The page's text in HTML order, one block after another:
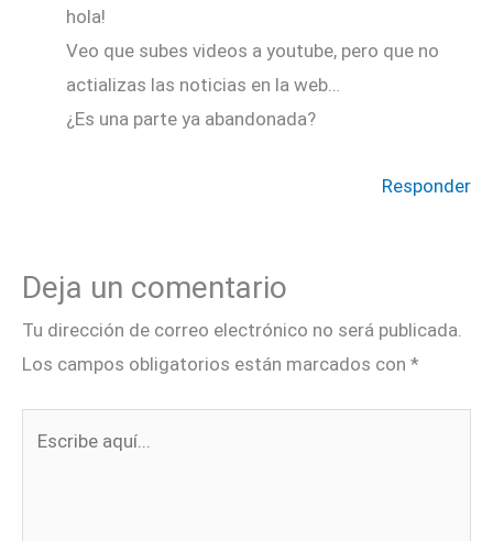
hola!
Veo que subes videos a youtube, pero que no
actializas las noticias en la web…
¿Es una parte ya abandonada?
Responder
Deja un comentario
Tu dirección de correo electrónico no será publicada.
Los campos obligatorios están marcados con *